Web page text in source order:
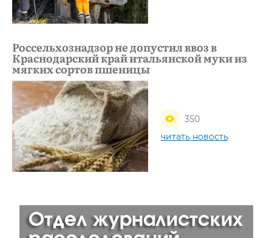
Россельхознадзор не допустил ввоз в
Краснодарский край итальянской муки из
мягких сортов пшеницы
350
читать новость